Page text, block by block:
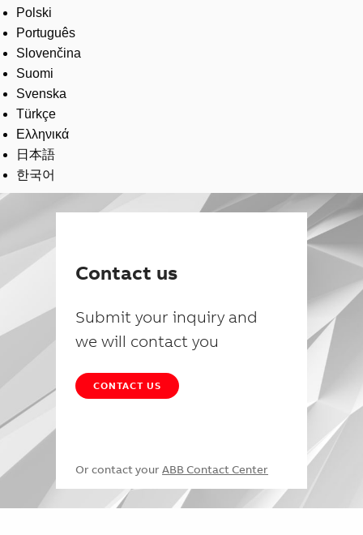
Polski
Português
Slovenčina
Suomi
Svenska
Türkçe
Ελληνικά
日本語
한국어
Contact us
Submit your inquiry and
we will contact you
CONTACT US
Or contact your ABB Contact Center